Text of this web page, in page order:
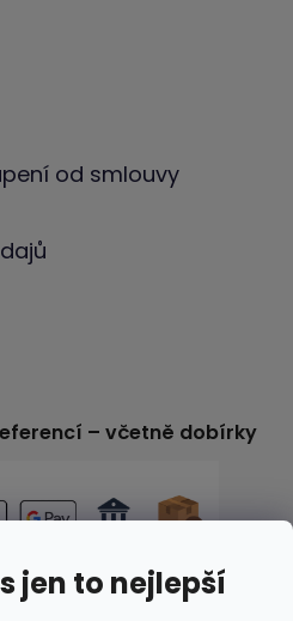
jen to nejlepší
od smlouvy
– včetně dobírky